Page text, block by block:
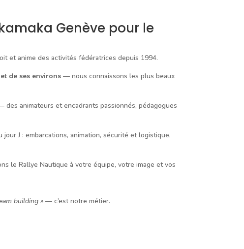
Genève pour le
et anime des activités fédératrices depuis 1994.
de ses environs — nous connaissons les plus beaux
des animateurs et encadrants passionnés, pédagogues
J : embarcations, animation, sécurité et logistique,
le Rallye Nautique à votre équipe, votre image et vos
building » — c’est notre métier.